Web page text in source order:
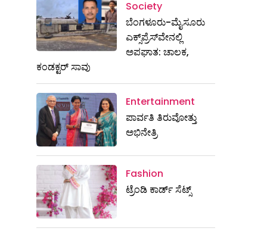
Society
ಬೆಂಗಳೂರು-ಮೈಸೂರು
ಎಕ್ಸ್​ಪ್ರೆಸ್‌ವೇನಲ್ಲಿ
ಅಪಘಾತ: ಚಾಲಕ,
ಕಂಡಕ್ಟರ್ ಸಾವು
Entertainment
ಪಾರ್ವತಿ ತಿರುವೋತ್ತು
ಅಭಿನೇತ್ರಿ
Fashion
ಟ್ರೆಂಡಿ ಕಾರ್ಡ್‌ ಸೆಟ್ಸ್